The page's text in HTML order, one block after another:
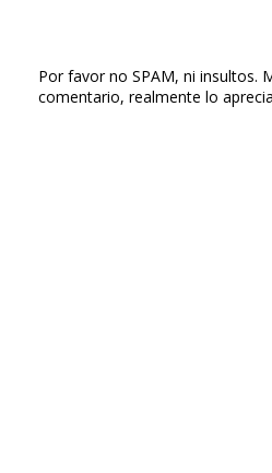
Por favor no SPAM, ni insultos.
comentario, realmente lo